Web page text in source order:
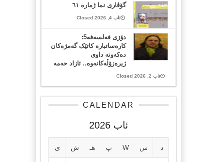
گۆڤاری نما ژمارە ٦١
ئاب 4, 2026 Closed
دۆزی فەلسەفە5:
کارەساتبارە کاتێک گەمژەکان
دەکەونە داوی
ژیرەزۆڵەکانەوە.. ئازاد حەمە
ئاب 2, 2026 Closed
CALENDAR
ئاب 2026
د س W پ هـ ش ی